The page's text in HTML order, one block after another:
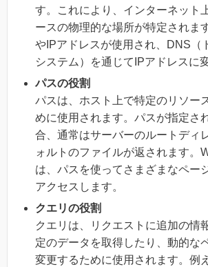
す。これにより、インターネット
ースの物理的な場所が特定されま
やIPアドレスが使用され、DNS（
システム）を通じてIPアドレスに
パスの役割
パスは、ホスト上で特定のリソー
めに使用されます。パスが指定さ
合、通常はサーバーのルートディ
ォルトのファイルが返されます。
は、パスを使ってさまざまなペー
アクセスします。
クエリの役割
クエリは、リクエストに追加の情
定のデータを取得したり、動的な
変更するために使用されます。例